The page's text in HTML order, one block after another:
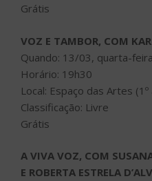
Grátis
VOZ E TAMBOR, COM
Quando: 13/03, quarta-feira
Horário: 19h30
Local: Espaço das Artes (1º
Classificação: Livre
Grátis
A VIVA VOZ, COM
E ROBERTA ESTRELA